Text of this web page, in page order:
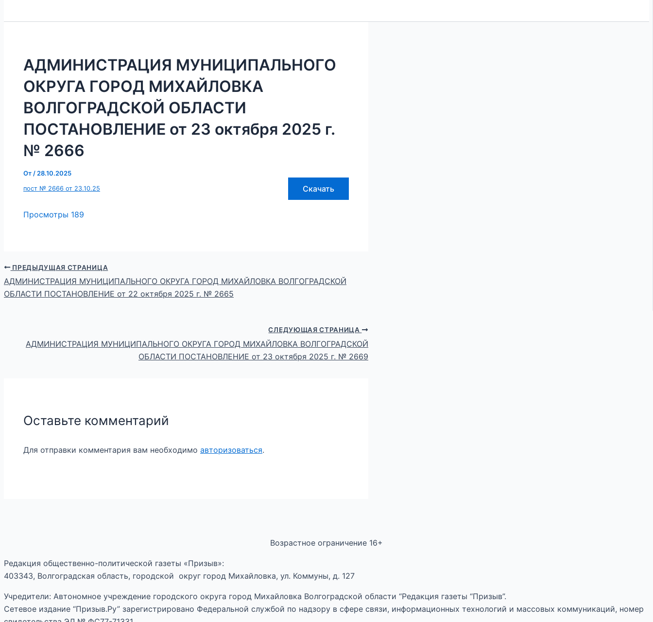
АДМИНИСТРАЦИЯ МУНИЦИПАЛЬНОГО
ОКРУГА ГОРОД МИХАЙЛОВКА
ВОЛГОГРАДСКОЙ ОБЛАСТИ
ПОСТАНОВЛЕНИЕ от 23 октября 2025 г.
№ 2666
От / 28.10.2025
пост № 2666 от 23.10.25 Скачать
Просмотры 189
ПРЕДЫДУЩАЯ СТРАНИЦА
АДМИНИСТРАЦИЯ МУНИЦИПАЛЬНОГО ОКРУГА ГОРОД МИХАЙЛОВКА ВОЛГОГРАДСКОЙ
ОБЛАСТИ ПОСТАНОВЛЕНИЕ от 22 октября 2025 г. № 2665
СЛЕДУЮЩАЯ СТРАНИЦА
АДМИНИСТРАЦИЯ МУНИЦИПАЛЬНОГО ОКРУГА ГОРОД МИХАЙЛОВКА ВОЛГОГРАДСКОЙ
ОБЛАСТИ ПОСТАНОВЛЕНИЕ от 23 октября 2025 г. № 2669
Оставьте комментарий
Для отправки комментария вам необходимо авторизоваться.
Возрастное ограничение 16+
Редакция общественно-политической газеты «Призыв»:
403343, Волгоградская область, городской округ город Михайловка, ул. Коммуны, д. 127
Учредители: Автономное учреждение городского округа город Михайловка Волгоградской области “Редакция газеты “Призыв”.
Сетевое издание “Призыв.Ру” зарегистрировано Федеральной службой по надзору в сфере связи, информационных технологий и массовых коммуникаций, номер